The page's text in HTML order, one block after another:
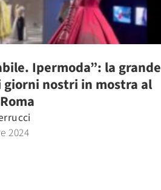
Ipermoda”: la grande
giorni nostri in mostra al
2024